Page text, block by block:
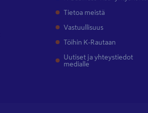
Tietoa meistä
Vastuullisuus
Töihin K-Rautaan
Uutiset ja yhteystiedot
medialle